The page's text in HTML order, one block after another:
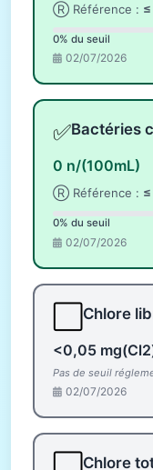
Ⓡ Référence : ≤
0% du seuil
02/07/2026
✅Bactéries
0 n/(100mL)
Ⓡ Référence : ≤
0% du seuil
02/07/2026
Chlore
<0,05
Pas de seuil
02/07/2026
Chlore